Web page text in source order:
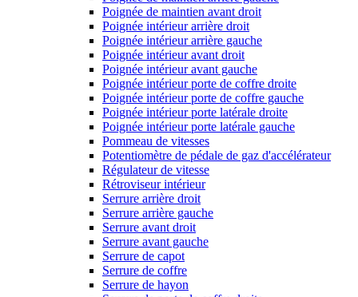
Poignée de maintien avant droit
Poignée intérieur arrière droit
Poignée intérieur arrière gauche
Poignée intérieur avant droit
Poignée intérieur avant gauche
Poignée intérieur porte de coffre droite
Poignée intérieur porte de coffre gauche
Poignée intérieur porte latérale droite
Poignée intérieur porte latérale gauche
Pommeau de vitesses
Potentiomètre de pédale de gaz d'accélérateur
Régulateur de vitesse
Rétroviseur intérieur
Serrure arrière droit
Serrure arrière gauche
Serrure avant droit
Serrure avant gauche
Serrure de capot
Serrure de coffre
Serrure de hayon